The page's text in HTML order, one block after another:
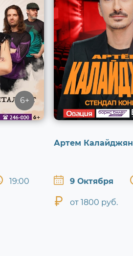
6+
19:00
Артем Калайджян
9 Октября
от 1800 руб.